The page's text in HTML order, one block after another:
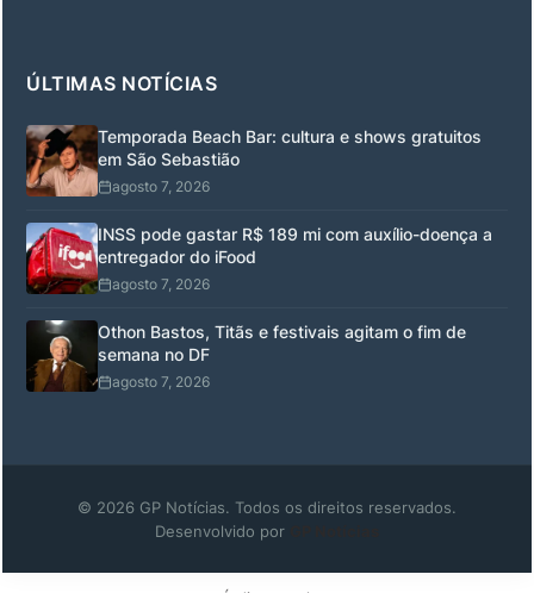
ÚLTIMAS NOTÍCIAS
Temporada Beach Bar: cultura e shows gratuitos
em São Sebastião
agosto 7, 2026
INSS pode gastar R$ 189 mi com auxílio-doença a
entregador do iFood
agosto 7, 2026
Othon Bastos, Titãs e festivais agitam o fim de
semana no DF
agosto 7, 2026
© 2026 GP Notícias. Todos os direitos reservados.
Desenvolvido por